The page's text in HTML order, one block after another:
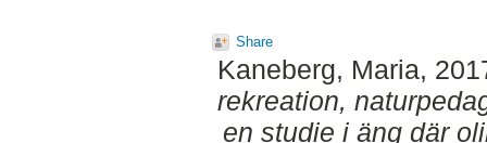
Share
Kaneberg, Maria,
rekreation,
en studie i äng där